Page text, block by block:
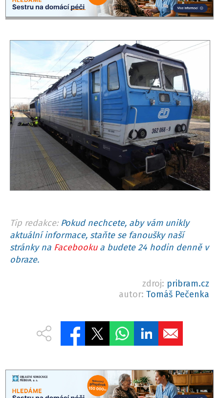
Tip redakce: Pokud nechcete, aby vám unikly
aktuální informace, staňte se fanoušky naší
stránky na Facebookua budete 24 hodin denně v
obraze.
zdroj: pribram.cz
autor: Tomáš Pečenka